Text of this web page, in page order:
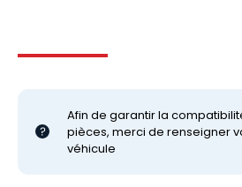
Image 1 sur 6
Afin de garantir la
pièces, merci de renseigner
véhicule